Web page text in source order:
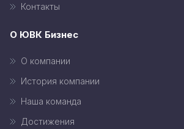
Контакты
О ЮВК Бизнес
О компании
История компании
Наша команда
Достижения